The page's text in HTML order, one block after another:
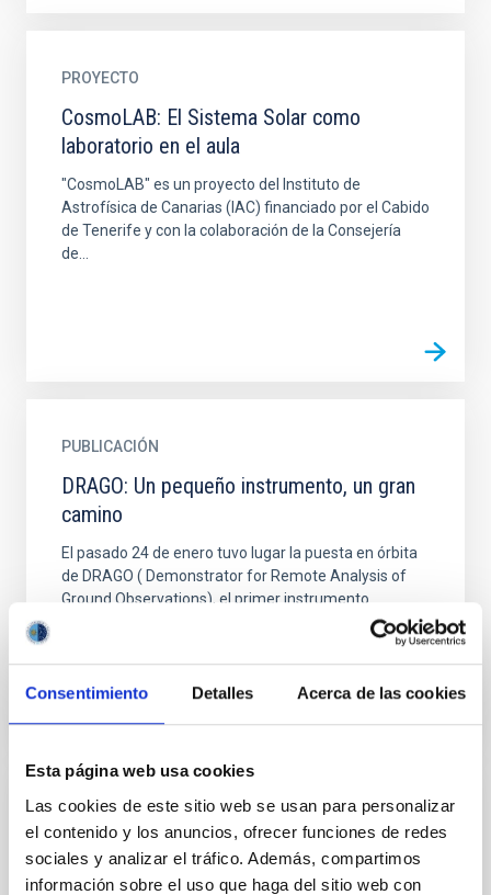
Consentimiento Detalles Acerca de las cookies
Esta página web usa cookies
Las cookies de este sitio web se usan para personalizar
el contenido y los anuncios, ofrecer funciones de redes
sociales y analizar el tráfico. Además, compartimos
información sobre el uso que haga del sitio web con
PROYECTO
CosmoLAB: El Sistema Solar como
laboratorio en el aula
"CosmoLAB" es un proyecto del Instituto de
Astrofísica de Canarias (IAC) financiado por el Cabido
de Tenerife y con la colaboración de la Consejería
de...
PUBLICACIÓN
DRAGO: Un pequeño instrumento, un gran
camino
El pasado 24 de enero tuvo lugar la puesta en órbita
de DRAGO ( Demonstrator for Remote Analysis of
Ground Observations), el primer instrumento
SUBVENCIÓN
Edificio de ampliación de la sede central
del IAC (Edificio Hawking)